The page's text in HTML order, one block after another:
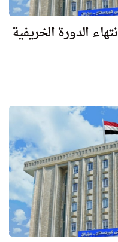
الدورة الخريفية